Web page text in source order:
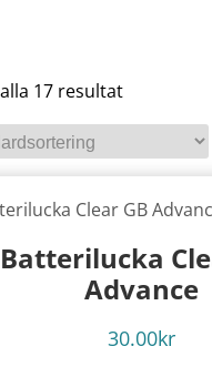
17 resultat
Batterilucka
Advance
30.00kr